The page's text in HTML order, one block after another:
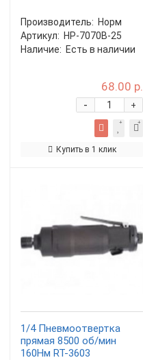
Производитель: Норм
Артикул: HP-7070B-25
Наличие: Есть в наличии
68.00 р.
+
-
Купить в 1 клик
1/4 Пневмоотвертка
прямая 8500 об/мин
160Нм RT-3603